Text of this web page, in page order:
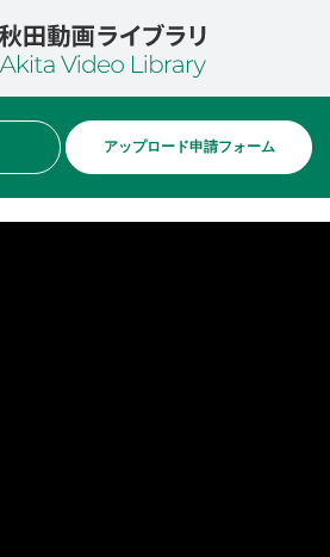
アップロード申請フォーム